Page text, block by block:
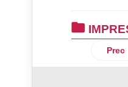
Prec